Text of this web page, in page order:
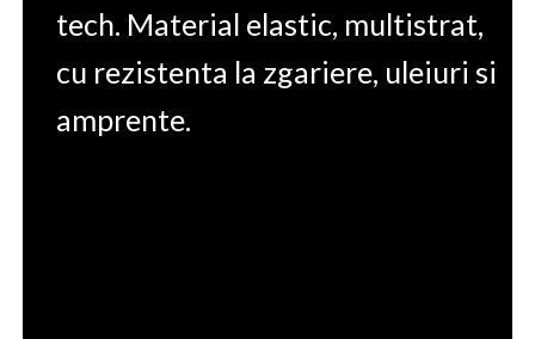
tech. Material elastic, multistrat,
cu rezistenta la zgariere, uleiuri si
amprente.